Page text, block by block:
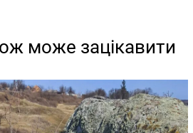
може зацікавити